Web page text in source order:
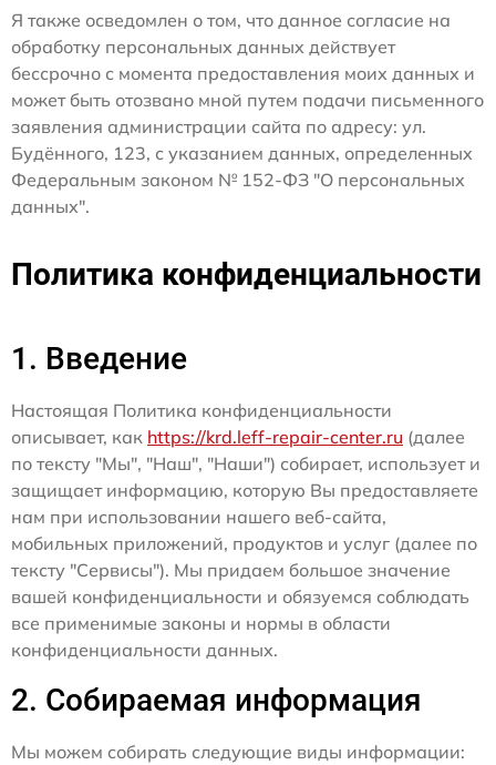
Я также осведомлен о том, что данное согласие на
обработку персональных данных действует
бессрочно с момента предоставления моих данных и
может быть отозвано мной путем подачи письменного
заявления администрации сайта по адресу: ул.
Будённого, 123, с указанием данных, определенных
Федеральным законом № 152-ФЗ "О персональных
данных".
Политика конфиденциальности
1. Введение
Настоящая Политика конфиденциальности
описывает, как https://krd.leff-repair-center.ru (далее
по тексту "Мы", "Наш", "Наши") собирает, использует и
защищает информацию, которую Вы предоставляете
нам при использовании нашего веб-сайта,
мобильных приложений, продуктов и услуг (далее по
тексту "Сервисы"). Мы придаем большое значение
вашей конфиденциальности и обязуемся соблюдать
все применимые законы и нормы в области
конфиденциальности данных.
2. Собираемая информация
Мы можем собирать следующие виды информации: